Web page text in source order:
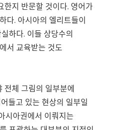
한지 반문할 것이다. 영어가
다. 아시아의 엘리트들이
하다. 이들 상당수의
서 교육받는 것도
전체 그림의 일부분에
들고 있는 현상의 일부일
시아권에서 이뤄지는